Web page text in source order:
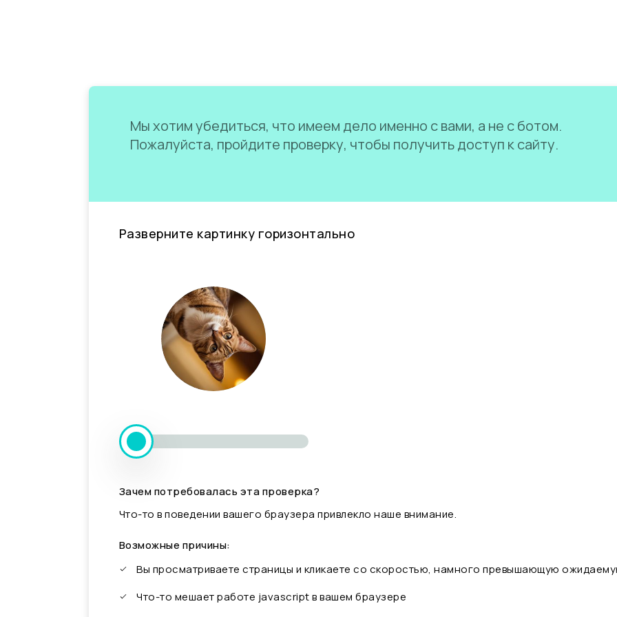
Мы хотим убедиться, что имеем дело именно с вами, а не с ботом.
Пожалуйста, пройдите проверку, чтобы получить доступ к сайту.
Разверните картинку горизонтально
Зачем потребовалась эта проверка?
Что-то в поведении вашего браузера привлекло наше внимание.
Возможные причины:
Вы просматриваете страницы и кликаете со скоростью, намного превышающую
Что-то мешает работе javascript в вашем браузере